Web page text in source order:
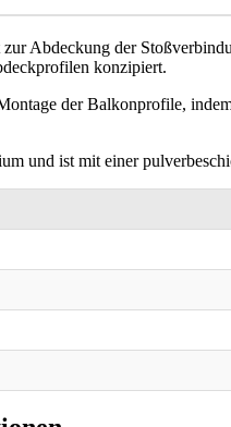
Abdeckung der
konzipiert.
der Balkonprofile,
und ist mit einer